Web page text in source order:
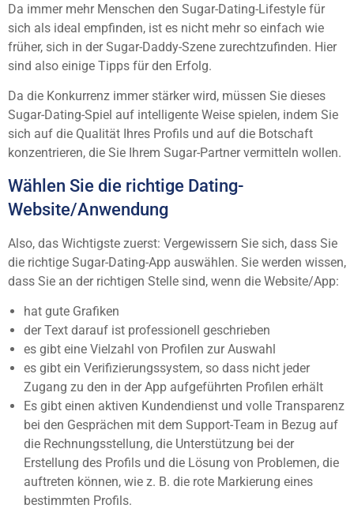
Da immer mehr Menschen den Sugar-Dating-Lifestyle für
sich als ideal empfinden, ist es nicht mehr so einfach wie
früher, sich in der Sugar-Daddy-Szene zurechtzufinden. Hier
sind also einige Tipps für den Erfolg.
Da die Konkurrenz immer stärker wird, müssen Sie dieses
Sugar-Dating-Spiel auf intelligente Weise spielen, indem Sie
sich auf die Qualität Ihres Profils und auf die Botschaft
konzentrieren, die Sie Ihrem Sugar-Partner vermitteln wollen.
Wählen Sie die richtige Dating-
Website/Anwendung
Also, das Wichtigste zuerst: Vergewissern Sie sich, dass Sie
die richtige Sugar-Dating-App auswählen. Sie werden wissen,
dass Sie an der richtigen Stelle sind, wenn die Website/App:
hat gute Grafiken
der Text darauf ist professionell geschrieben
es gibt eine Vielzahl von Profilen zur Auswahl
es gibt ein Verifizierungssystem, so dass nicht jeder
Zugang zu den in der App aufgeführten Profilen erhält
Es gibt einen aktiven Kundendienst und volle Transparenz
bei den Gesprächen mit dem Support-Team in Bezug auf
die Rechnungsstellung, die Unterstützung bei der
Erstellung des Profils und die Lösung von Problemen, die
auftreten können, wie z. B. die rote Markierung eines
bestimmten Profils.